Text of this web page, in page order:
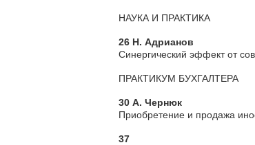
НАУКА И ПРАКТИКА
26 Н. Адрианов
Синергический эффект от
ПРАКТИКУМ БУХГАЛТЕРА
30 А. Чернюк
Приобретение и продажа
37